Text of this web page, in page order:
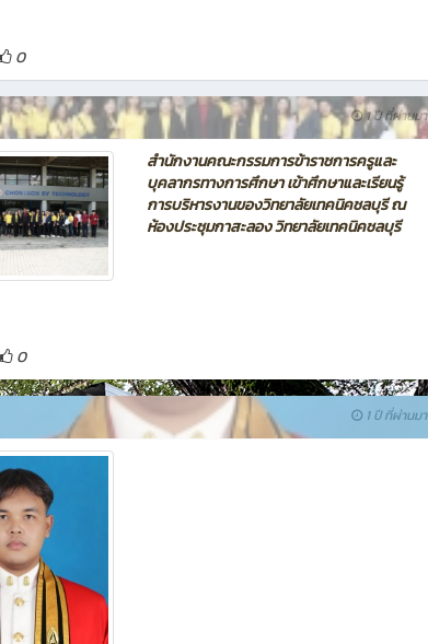
0
1 ปี ที่ผ่านมา
สำนักงานคณะกรรมการข้าราชการครูและ
บุคลากรทางการศึกษา เข้าศึกษาและเรียนรู้
การบริหารงานของวิทยาลัยเทคนิคชลบุรี ณ
ห้องประชุมกาสะลอง วิทยาลัยเทคนิคชลบุรี
0
1 ปี ที่ผ่านมา